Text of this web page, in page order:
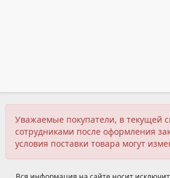
Уважаемые покупатели, в текущей
сотрудниками после оформления
условия поставки товара могут